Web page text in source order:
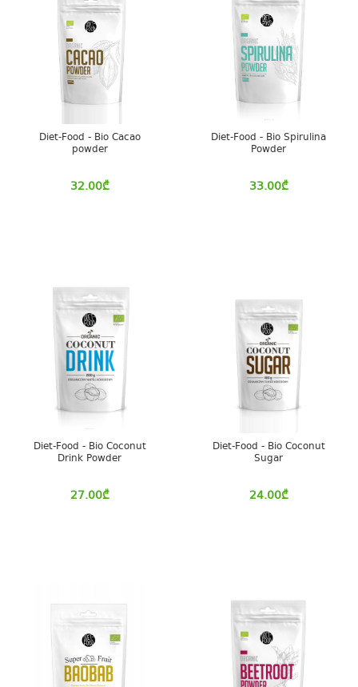
Diet-Food - Bio Cacao
powder
32.00₾
Diet-Food - Bio Spirulina
Powder
33.00₾
Diet-Food - Bio Coconut
Drink Powder
27.00₾
Diet-Food - Bio Coconut
Sugar
24.00₾